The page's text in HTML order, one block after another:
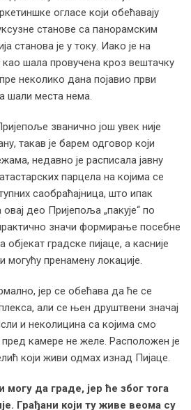
огласе који обећавају
станове са панорамским
станова је у току. Иако је на
шала провучена кроз вештачку
неколико дана појавио први
шали места нема.
званично још увек није
такав је барем одговор који
недавно је расписала јавну
парцела на којима се
саобраћајница, што ипак
део Пријепоља „пакује“ по
значи формирање посебне
градске пијаце, а касније
могућу пренамену локације.
јер се обећава да ће се
али се њен друштвени значај
и неколицина са којима смо
камере не желе. Расположен је
који живи одмах изнад Пијаце.
да граде, јер ће због тога
Грађани који ту живе веома су